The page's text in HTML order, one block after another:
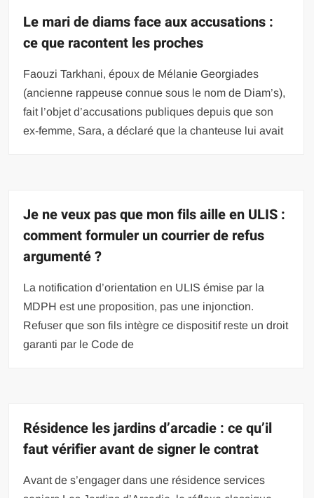
Le mari de diams face aux accusations :
ce que racontent les proches
Faouzi Tarkhani, époux de Mélanie Georgiades
(ancienne rappeuse connue sous le nom de Diam’s),
fait l’objet d’accusations publiques depuis que son
ex-femme, Sara, a déclaré que la chanteuse lui avait
Je ne veux pas que mon fils aille en ULIS :
comment formuler un courrier de refus
argumenté ?
La notification d’orientation en ULIS émise par la
MDPH est une proposition, pas une injonction.
Refuser que son fils intègre ce dispositif reste un droit
garanti par le Code de
Résidence les jardins d’arcadie : ce qu’il
faut vérifier avant de signer le contrat
Avant de s’engager dans une résidence services